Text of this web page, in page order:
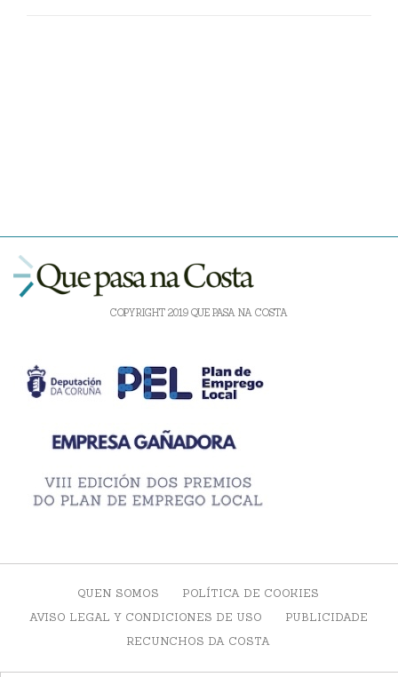
COPYRIGHT 2019 QUE PASA NA COSTA
QUEN SOMOS
POLÍTICA DE COOKIES
AVISO LEGAL Y CONDICIONES DE USO
PUBLICIDADE
RECUNCHOS DA COSTA